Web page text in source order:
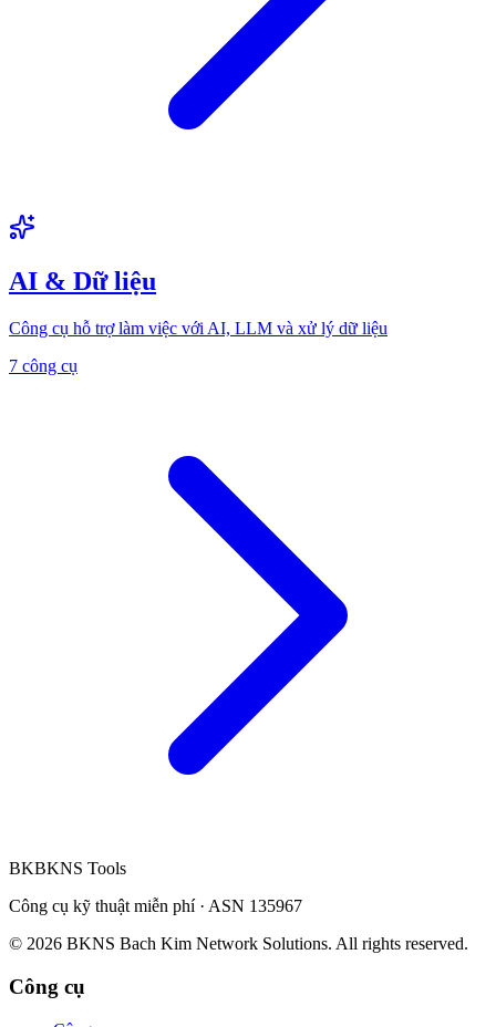
AI & Dữ liệu
Công cụ hỗ trợ làm việc với AI, LLM và xử lý dữ liệu
7 công cụ
BKBKNS Tools
Công cụ kỹ thuật miễn phí · ASN 135967
© 2026 BKNS Bach Kim Network Solutions. All rights reserved.
Công cụ